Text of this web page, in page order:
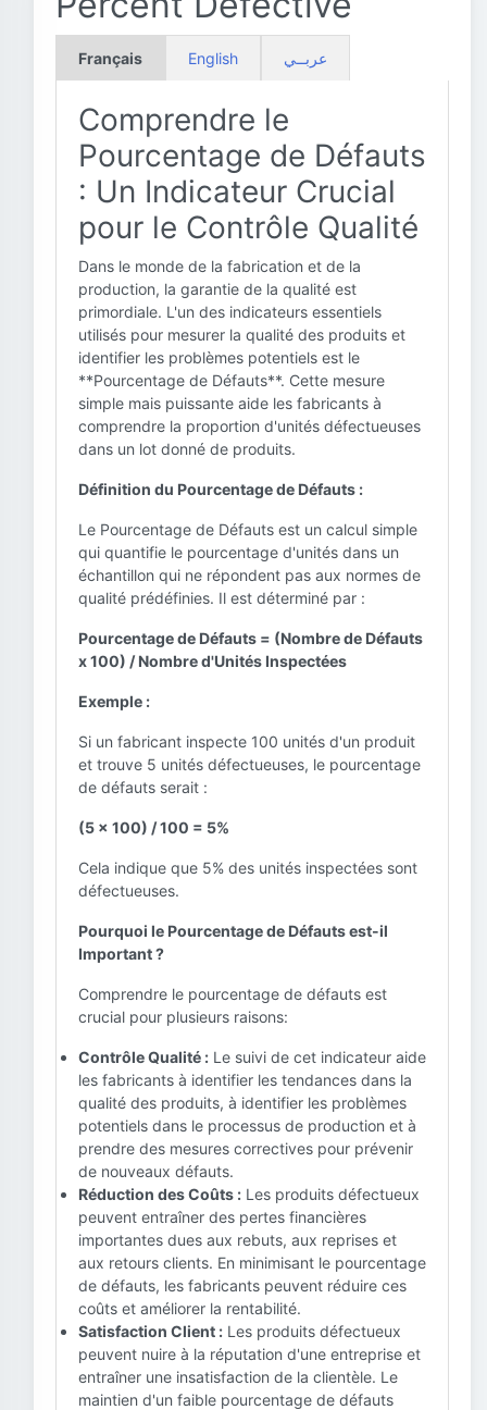
Français English عربــي
Comprendre le
Pourcentage de Défauts
: Un Indicateur Crucial
pour le Contrôle Qualité
Dans le monde de la fabrication et de la
production, la garantie de la qualité est
primordiale. L'un des indicateurs essentiels
utilisés pour mesurer la qualité des produits et
identifier les problèmes potentiels est le
**Pourcentage de Défauts**. Cette mesure
simple mais puissante aide les fabricants à
comprendre la proportion d'unités défectueuses
dans un lot donné de produits.
Définition du Pourcentage de Défauts :
Le Pourcentage de Défauts est un calcul simple
qui quantifie le pourcentage d'unités dans un
échantillon qui ne répondent pas aux normes de
qualité prédéfinies. Il est déterminé par :
Pourcentage de Défauts = (Nombre de Défauts
x 100) / Nombre d'Unités Inspectées
Exemple :
Si un fabricant inspecte 100 unités d'un produit
et trouve 5 unités défectueuses, le pourcentage
de défauts serait :
(5 x 100) / 100 = 5%
Cela indique que 5% des unités inspectées sont
défectueuses.
Pourquoi le Pourcentage de Défauts est-il
Important ?
Comprendre le pourcentage de défauts est
crucial pour plusieurs raisons:
Contrôle Qualité : Le suivi de cet indicateur aide
les fabricants à identifier les tendances dans la
qualité des produits, à identifier les problèmes
potentiels dans le processus de production et à
prendre des mesures correctives pour prévenir
de nouveaux défauts.
Réduction des Coûts : Les produits défectueux
peuvent entraîner des pertes financières
importantes dues aux rebuts, aux reprises et
aux retours clients. En minimisant le pourcentage
de défauts, les fabricants peuvent réduire ces
coûts et améliorer la rentabilité.
Satisfaction Client : Les produits défectueux
peuvent nuire à la réputation d'une entreprise et
entraîner une insatisfaction de la clientèle. Le
maintien d'un faible pourcentage de défauts